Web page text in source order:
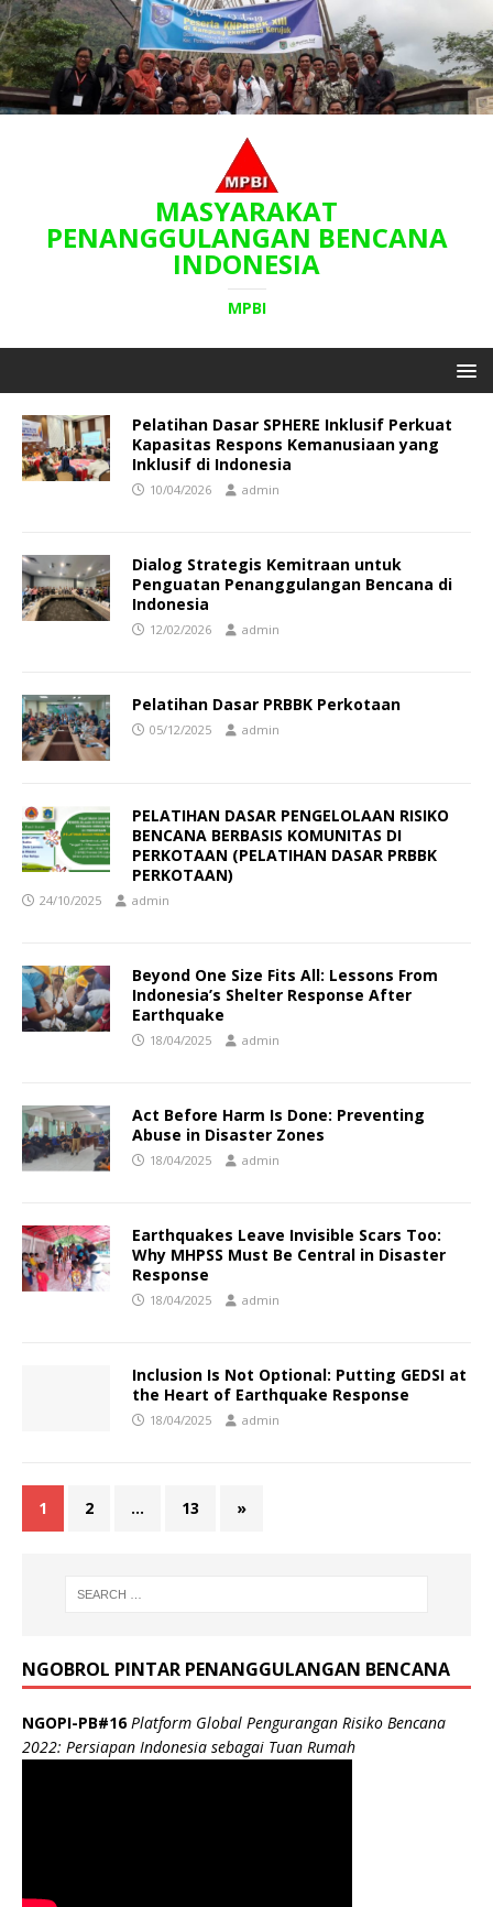
MASYARAKAT
PENANGGULANGAN BENCANA
INDONESIA
MPBI
Pelatihan Dasar SPHERE Inklusif Perkuat
Kapasitas Respons Kemanusiaan yang
Inklusif di Indonesia
10/04/2026 admin
Dialog Strategis Kemitraan untuk
Penguatan Penanggulangan Bencana di
Indonesia
12/02/2026 admin
Pelatihan Dasar PRBBK Perkotaan
05/12/2025 admin
PELATIHAN DASAR PENGELOLAAN RISIKO
BENCANA BERBASIS KOMUNITAS DI
PERKOTAAN (PELATIHAN DASAR PRBBK
PERKOTAAN)
24/10/2025 admin
Beyond One Size Fits All: Lessons From
Indonesia’s Shelter Response After
Earthquake
18/04/2025 admin
Act Before Harm Is Done: Preventing
Abuse in Disaster Zones
18/04/2025 admin
Earthquakes Leave Invisible Scars Too:
Why MHPSS Must Be Central in Disaster
Response
18/04/2025 admin
Inclusion Is Not Optional: Putting GEDSI at
the Heart of Earthquake Response
18/04/2025 admin
1 2 … 13 »
NGOBROL PINTAR PENANGGULANGAN BENCANA
NGOPI-PB#16 Platform Global Pengurangan Risiko Bencana
2022: Persiapan Indonesia sebagai Tuan Rumah